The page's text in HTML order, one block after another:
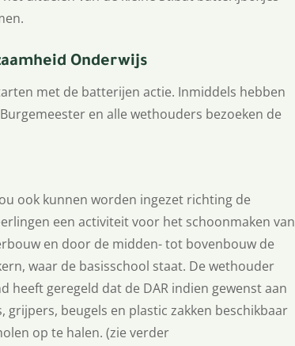
Onderwijs
met de batterijen actie. Inmiddels hebben
en alle wethouders bezoeken de
ook kunnen worden ingezet richting de
een activiteit voor het schoonmaken van
en door de midden- tot bovenbouw de
waar de basisschool staat. De wethouder
heeft geregeld dat de DAR indien gewenst aan
grijpers, beugels en plastic zakken beschikbaar
op te halen. (zie verder